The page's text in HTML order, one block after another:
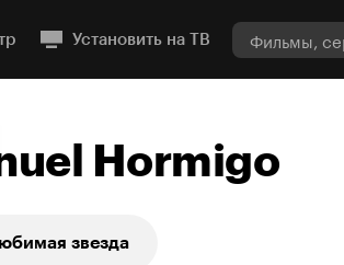
Установить на ТВ
Hormigo
звезда